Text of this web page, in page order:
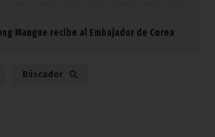
Mangue recibe al Embajador de Corea
Búscador